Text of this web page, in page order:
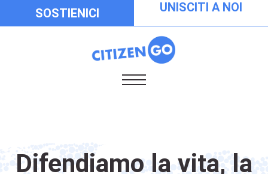
SOSTIENICI UNISCITI A NOI
Difendiamo la vita, la